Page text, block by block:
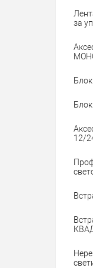
за
12/